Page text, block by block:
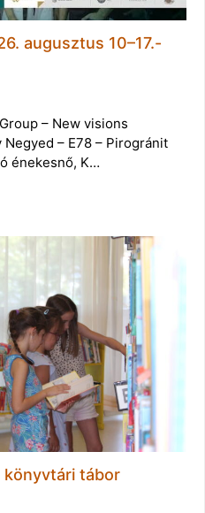
augusztus 10–17.-
– New visions
Negyed – E78 – Pirogránit
énekesnő, K…
könyvtári tábor